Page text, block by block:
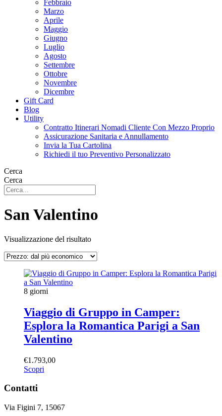
Febbraio
Marzo
Aprile
Maggio
Giugno
Luglio
Agosto
Settembre
Ottobre
Novembre
Dicembre
Gift Card
Blog
Utility
Contratto Itinerari Nomadi Cliente Con Mezzo Proprio
Assicurazione Sanitaria e Annullamento
Invia la Tua Cartolina
Richiedi il tuo Preventivo Personalizzato
Cerca
Cerca
San Valentino
Visualizzazione del risultato
8 giorni
Viaggio di Gruppo in Camper:
Esplora la Romantica Parigi a San
Valentino
€1.793,00
Scopri
Contatti
Via Figini 7, 15067